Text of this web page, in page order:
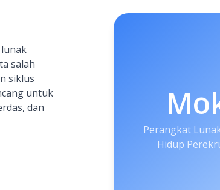
salah
siklus
untuk
dan
Perangkat
Hidup